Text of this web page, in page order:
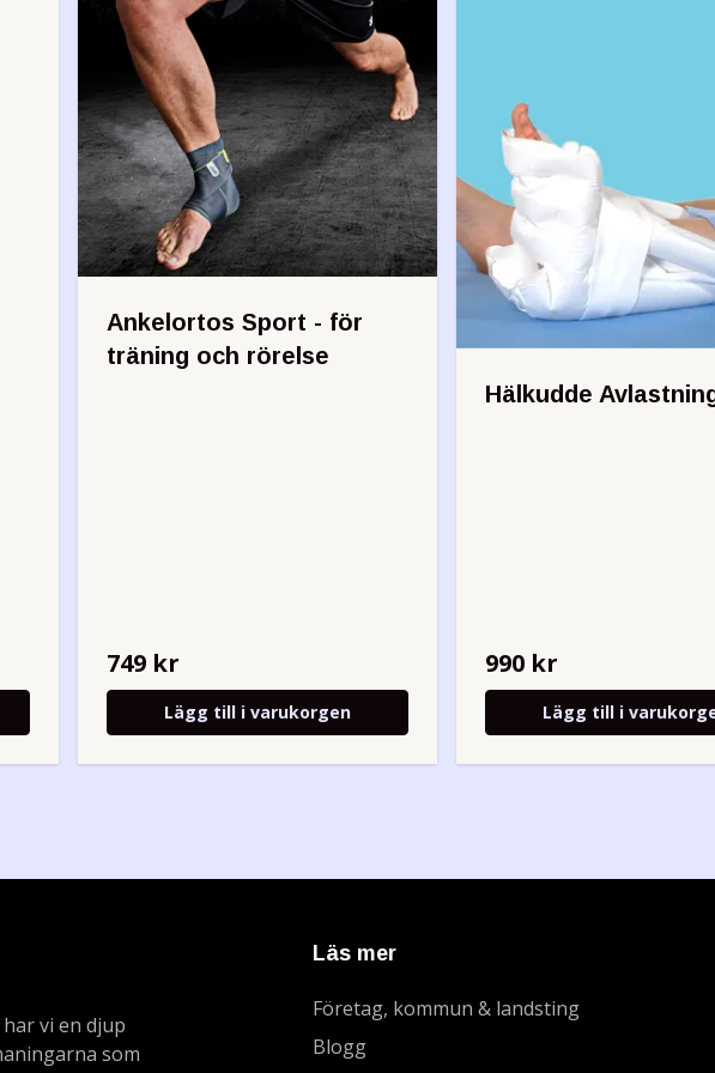
Ankelortos Sport - för
träning och rörelse
749 kr
Lägg till i varukorgen
Hälkudde
990 kr
Lägg till i
vi en djup
som
Läs mer
Företag, kommun & landsting
Blogg